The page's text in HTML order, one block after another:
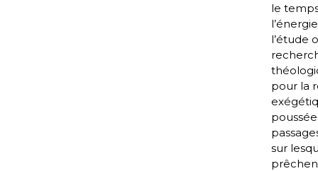
le
l’étude
pour la
sur